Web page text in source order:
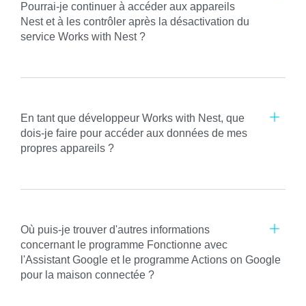
Pourrai-je continuer à accéder aux appareils
Nest et à les contrôler après la désactivation du
service Works with Nest ?
En tant que développeur Works with Nest, que
dois-je faire pour accéder aux données de mes
propres appareils ?
Où puis-je trouver d'autres informations
concernant le programme Fonctionne avec
l'Assistant Google et le programme Actions on Google
pour la maison connectée ?